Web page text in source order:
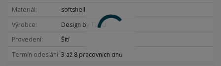
Materiál
softshell
Výrobce
Design by TUTU
Provedení
Šití
Termín odeslání 3 až 8 pracovních dnů